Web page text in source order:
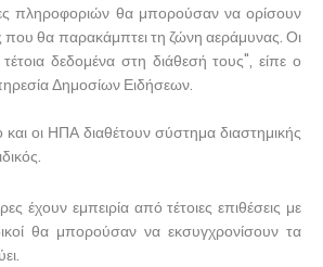
πληροφοριών θα μπορούσαν να ορίσουν
που θα παρακάμπτει τη ζώνη αεράμυνας. Οι
δεδομένα στη διάθεσή τους", είπε ο
Δημοσίων Ειδήσεων.
οι ΗΠΑ διαθέτουν σύστημα διαστημικής
έχουν εμπειρία από τέτοιες επιθέσεις με
θα μπορούσαν να εκσυγχρονίσουν τα